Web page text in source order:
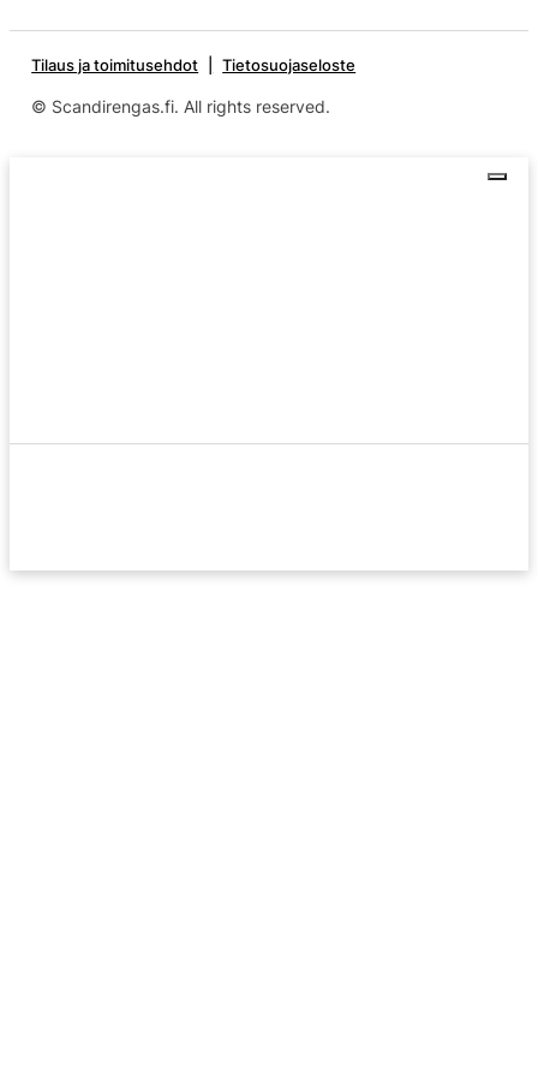
Tilaus ja toimitusehdot Tietosuojaseloste
© Scandirengas.fi. All rights reserved.